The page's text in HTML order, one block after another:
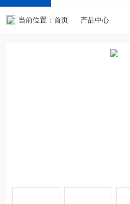
当前位置： 首页 产品中心